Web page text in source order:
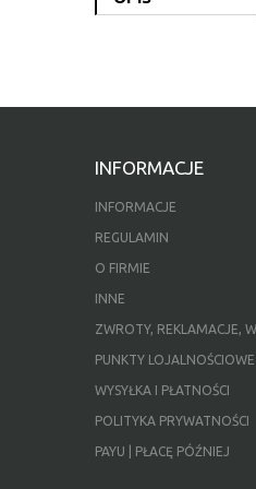
INFORMACJE
INFORMACJE
REGULAMIN
O FIRMIE
INNE
ZWROTY, REKLAMACJE,
PUNKTY LOJALNOŚCIOWE
WYSYŁKA I PŁATNOŚCI
POLITYKA PRYWATNOŚCI
PAYU | PŁACĘ PÓŹNIEJ